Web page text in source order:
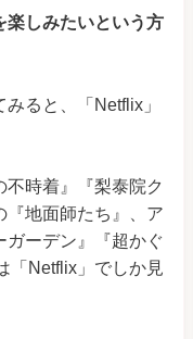
楽しみたいという方
ると、「Netflix」
時着』『梨泰院ク
『地面師たち』、ア
ガーデン』『超かぐ
「Netflix」でしか見